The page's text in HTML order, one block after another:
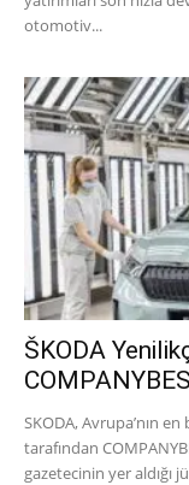
otomotiv...
ŠKODA
SKODA, Avrupa’nın
tarafından
gazetecinin yer aldığı